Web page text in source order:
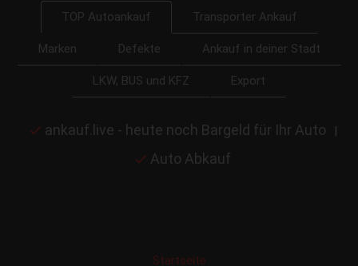
TOP Autoankauf Transporter Ankauf
Marken Defekte Ankauf in deiner Stadt
LKW, BUS und KFZ Export
ankauf.live - heute noch Bargeld für Ihr Auto |
Auto Abkauf
Startseite